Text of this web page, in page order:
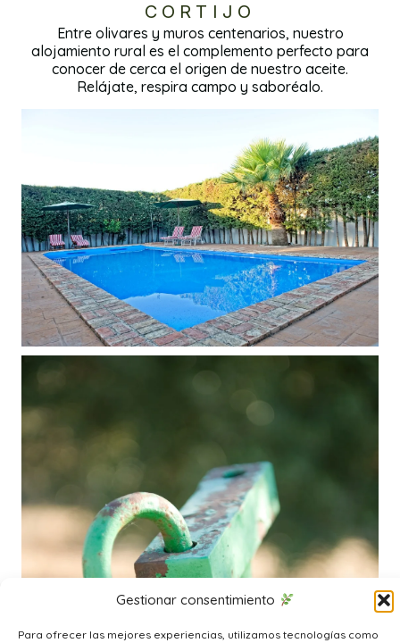
Gestionar consentimiento
Para ofrecer las mejores experiencias, utilizamos tecnologías como
CORTIJO
Entre olivares y muros centenarios, nuestro
alojamiento rural es el complemento perfecto para
conocer de cerca el origen de nuestro aceite.
Relájate, respira campo y saboréalo.